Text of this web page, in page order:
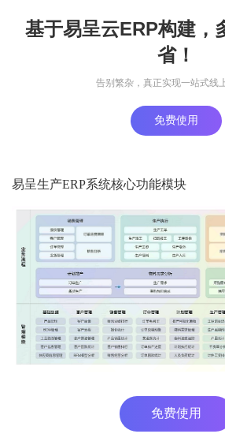
基于易呈云ERP构建，
省！
告别繁杂，真正实现一站式线
免费使用
易呈生产ERP系统核心功能模块
免费使用